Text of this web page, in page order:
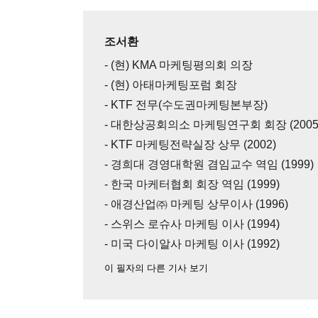
조서환
- (현) KMA 마케팅평의회 의장
- (현) 아태마케팅포럼 회장
- KTF 전무(수도권마케팅본부장)
- 대한상공회의소 마케팅연구회 회장
- KTF 마케팅전략실장 상무 (2002)
- 경희대 경영대학원 겸임교수 역임 (1999)
- 한국 마케터협회 회장 역임 (1999)
- 애경산업㈜ 마케팅 상무이사 (1996)
- 스위스 로슈사 마케팅 이사 (1994)
- 미국 다이알사 마케팅 이사 (1992)
이 필자의 다른 기사 보기